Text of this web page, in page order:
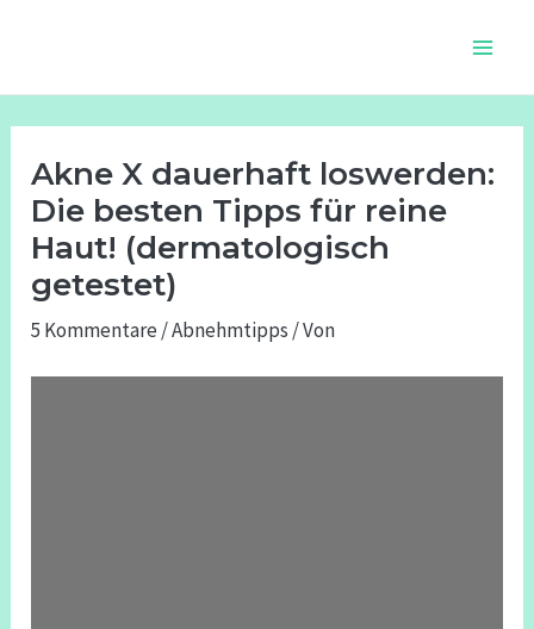
Akne X dauerhaft loswerden:
Die besten Tipps für reine
Haut! (dermatologisch
getestet)
5 Kommentare /Abnehmtipps / Von